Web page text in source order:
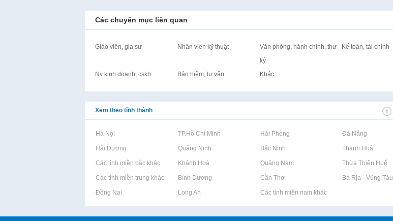
Các chuyên mục liên quan
Giáo viên, gia sư Nhân viên kỹ thuật
Văn phòng, hành chính, thư
ký
Kế toán, tài chính
Nv kinh doanh, cskh Bảo hiểm, tư vấn Khác
Xem theo tỉnh thành
Rao vặt tại Hà Nội Rao vặt tại TP.Hồ Chí Minh Rao vặt tại Hải Phòng Rao vặt tại Đà Nẵng
Rao vặt tại Hải Dương Rao vặt tại Quảng Ninh Rao vặt tại Bắc Ninh Rao vặt tại Thanh Hoá
Rao vặt tại Các tỉnh miền bắc khácRao vặt tại Khánh Hoà Rao vặt tại Quảng Nam Rao vặt tại Thừa Thiên Huế
Rao vặt tại Các tỉnh miền trung khácRao vặt tại Bình Dương Rao vặt tại Cần Thơ Rao vặt tại Bà Rịa - Vũng Tàu
Rao vặt tại Đồng Nai Rao vặt tại Long An Rao vặt tại Các tỉnh miền nam khác